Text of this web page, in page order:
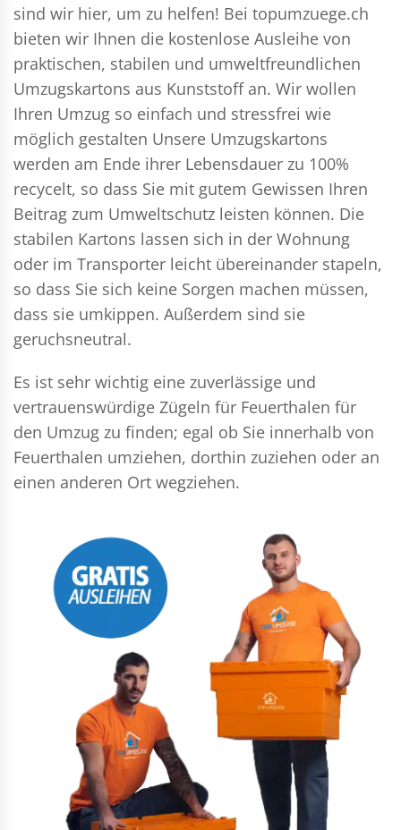
sind wir hier, um zu helfen! Bei topumzuege.ch
bieten wir Ihnen die kostenlose Ausleihe von
praktischen, stabilen und umweltfreundlichen
Umzugskartons aus Kunststoff an. Wir wollen
Ihren Umzug so einfach und stressfrei wie
möglich gestalten Unsere Umzugskartons
werden am Ende ihrer Lebensdauer zu 100%
recycelt, so dass Sie mit gutem Gewissen Ihren
Beitrag zum Umweltschutz leisten können. Die
stabilen Kartons lassen sich in der Wohnung
oder im Transporter leicht übereinander stapeln,
so dass Sie sich keine Sorgen machen müssen,
dass sie umkippen. Außerdem sind sie
geruchsneutral.
Es ist sehr wichtig eine zuverlässige und
vertrauenswürdige Zügeln für Feuerthalen für
den Umzug zu finden; egal ob Sie innerhalb von
Feuerthalen umziehen, dorthin zuziehen oder an
einen anderen Ort wegziehen.